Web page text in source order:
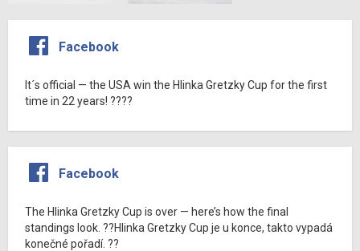
Facebook
It´s official — the USA win the Hlinka Gretzky Cup for the first
time in 22 years! ????
Facebook
The Hlinka Gretzky Cup is over — here’s how the final
standings look. ??Hlinka Gretzky Cup je u konce, takto vypadá
konečné pořadí. ??